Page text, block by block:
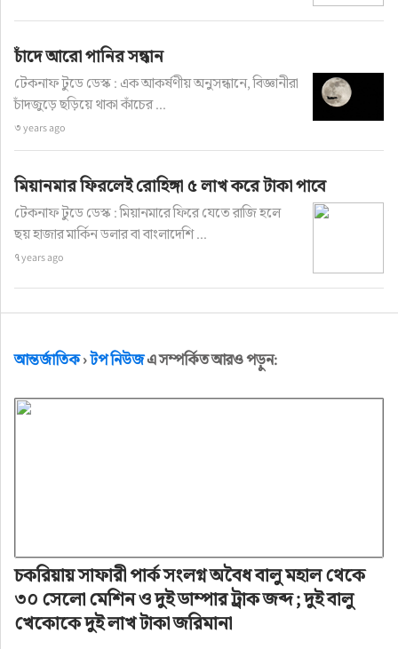
চাঁদে আরো পানির সন্ধান
টেকনাফ টুডে ডেস্ক : এক আকর্ষণীয় অনুসন্ধানে, বিজ্ঞানীরা
চাঁদজুড়ে ছড়িয়ে থাকা কাঁচের ...
৩ years ago
মিয়ানমার ফিরলেই রোহিঙ্গা ৫ লাখ করে টাকা পাবে
টেকনাফ টুডে ডেস্ক : মিয়ানমারে ফিরে যেতে রাজি হলে
ছয় হাজার মার্কিন ডলার বা বাংলাদেশি ...
৭ years ago
আন্তর্জাতিক›টপ নিউজএ সম্পর্কিত আরও পড়ুন:
চকরিয়ায় সাফারী পার্ক সংলগ্ন অবৈধ বালু মহাল থেকে
৩০ সেলো মেশিন ও দুই ডাম্পার ট্রাক জব্দ ; দুই বালু
খেকোকে দুই লাখ টাকা জরিমানা